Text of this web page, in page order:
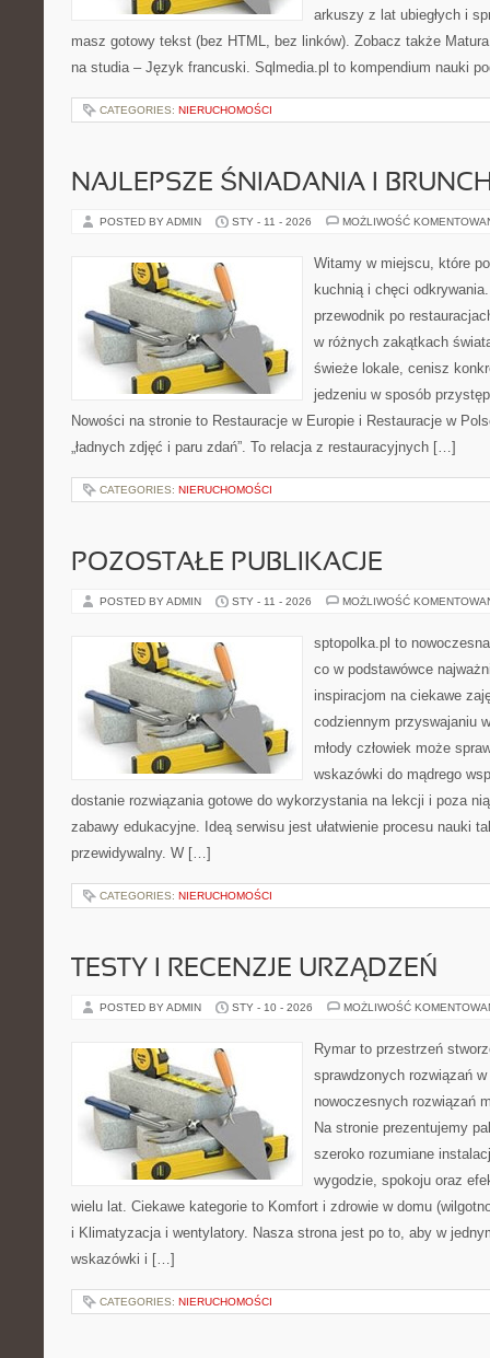
arkuszy z lat ubiegłych i
masz gotowy tekst (bez HTML, bez linków). Zobacz także
na studia – Język francuski. Sqlmedia.pl to kompendium nauki
CATEGORIES: NIERUCHOMOŚCI
NAJLEPSZE ŚNIADANIA I
POSTED BY ADMIN STY - 11 - 2026 MOŻLIWOŚĆ
Witamy w miejscu, które
kuchnią i chęci
przewodnik po
w różnych zakątkach
świeże lokale, cenisz
jedzeniu w sposób
Nowości na stronie to Restauracje w Europie i Restauracje w
„ładnych zdjęć i paru zdań”. To relacja z restauracyjnych […]
CATEGORIES: NIERUCHOMOŚCI
POZOSTAŁE PUBLIKACJE
POSTED BY ADMIN STY - 11 - 2026 MOŻLIWOŚĆ
sptopolka.pl to
co w podstawówce
inspiracjom na ciekawe
codziennym przyswajaniu
młody człowiek może
wskazówki do mądrego
dostanie rozwiązania gotowe do wykorzystania na lekcji i poza
zabawy edukacyjne. Ideą serwisu jest ułatwienie procesu nauki
przewidywalny. W […]
CATEGORIES: NIERUCHOMOŚCI
TESTY I RECENZJE URZĄDZEŃ
POSTED BY ADMIN STY - 10 - 2026 MOŻLIWOŚĆ
Rymar to przestrzeń
sprawdzonych rozwiązań
nowoczesnych rozwiązań
Na stronie prezentujemy
szeroko rozumiane
wygodzie, spokoju oraz
wielu lat. Ciekawe kategorie to Komfort i zdrowie w domu
i Klimatyzacja i wentylatory. Nasza strona jest po to, aby w
wskazówki i […]
CATEGORIES: NIERUCHOMOŚCI